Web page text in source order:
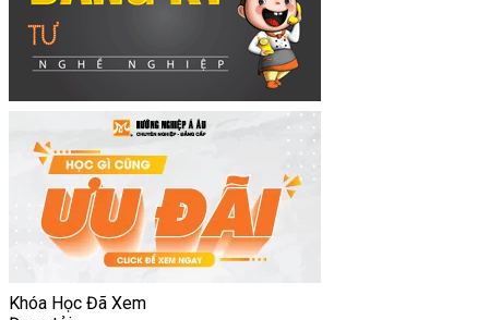
Khóa Học Đã Xem